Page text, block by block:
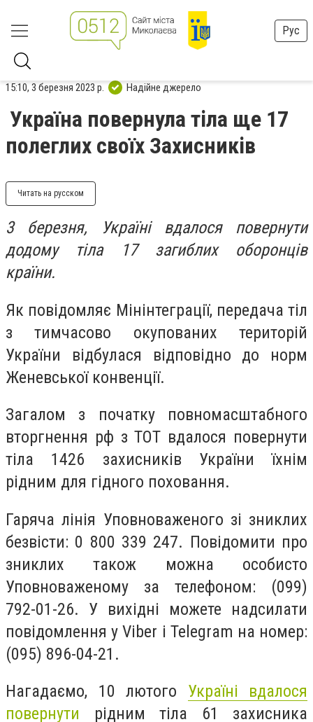
Рус
15:10, 3 березня 2023 р. Надійне джерело
Україна повернула тіла ще 17
полеглих своїх Захисників
Читать на русском
3 березня, Україні вдалося повернути
додому тіла 17 загиблих оборонців
країни.
Як повідомляє Мінінтеграції, передача тіл
з тимчасово окупованих територій
України відбулася відповідно до норм
Женевської конвенції.
Загалом з початку повномасштабного
вторгнення рф з ТОТ вдалося повернути
тіла 1426 захисників України їхнім
рідним для гідного поховання.
Гаряча лінія Уповноваженого зі зниклих
безвісти: 0 800 339 247. Повідомити про
зниклих також можна особисто
Уповноваженому за телефоном: (099)
792-01-26. У вихідні можете надсилати
повідомлення у Viber і Telegram на номер:
(095) 896-04-21.
Нагадаємо, 10 лютого Україні вдалося
повернути рідним тіла 61 захисника